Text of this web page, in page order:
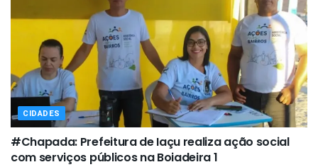
CIDADES
#Chapada: Prefeitura de Iaçu realiza ação social
com serviços públicos na Boiadeira 1